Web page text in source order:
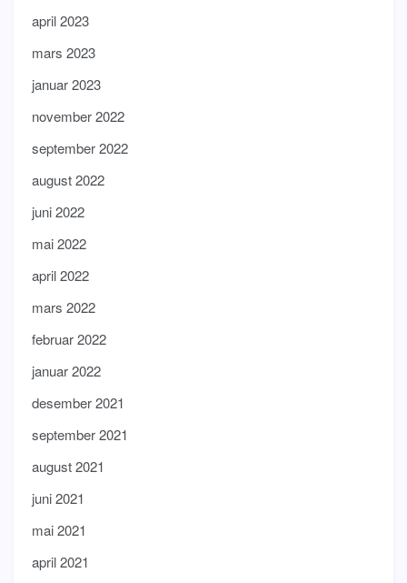
april 2023
mars 2023
januar 2023
november 2022
september 2022
august 2022
juni 2022
mai 2022
april 2022
mars 2022
februar 2022
januar 2022
desember 2021
september 2021
august 2021
juni 2021
mai 2021
april 2021